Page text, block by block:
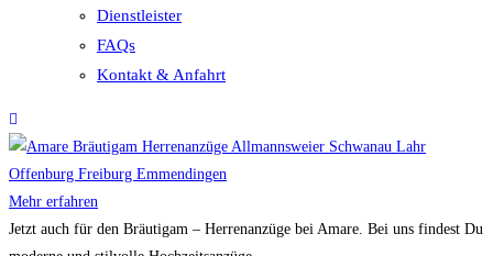
Dienstleister
FAQs
Kontakt & Anfahrt
Mehr erfahren
Jetzt auch für den Bräutigam – Herrenanzüge bei Amare. Bei uns findest Du